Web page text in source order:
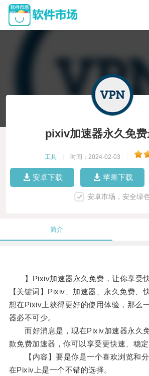
pixiv加速器永久免费
工具 时间：2024-02-03
安卓下载 苹果下载
安卓市场，安全绿
简介
】Pixiv加速器永久免费，让你享受
【关键词】Pixiv、加速器、永久免费、
想在Pixiv上获得更好的使用体验，那么
器必不可少。
而好消息是，现在Pixiv加速器永久
款免费加速器，你可以享受更快速、稳定
【内容】要是你是一个喜欢浏览和分
在Pixiv上是一个不错的选择。